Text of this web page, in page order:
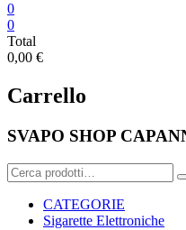
0
0
Total
0,00 €
Carrello
SVAPO SHOP
Cerca:
CATEGORIE
Sigarette Elettroniche